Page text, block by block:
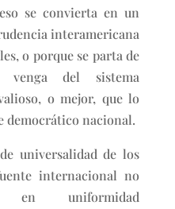
se convierta en un
interamericana
o porque se parta de
del sistema
o mejor, que lo
democrático nacional.
universalidad de los
internacional no
en uniformidad